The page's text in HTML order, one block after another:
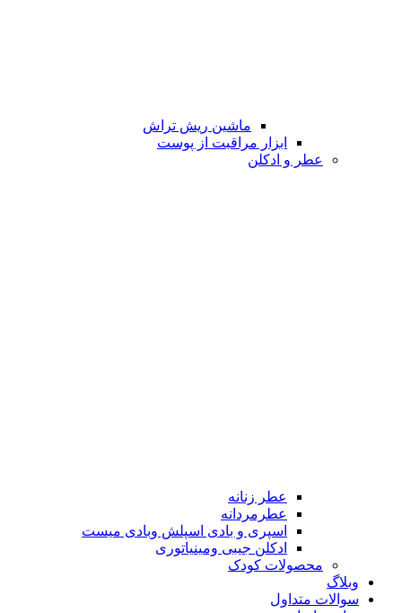
ماشین ریش تراش
ابزار مراقبت از پوست
عطر و ادکلن
عطر زنانه
عطرمردانه
اسپری و بادی اسپلش وبادی میست
ادکلن جیبی ومینیاتوری
محصولات کودک
وبلاگ
سوالات متداول